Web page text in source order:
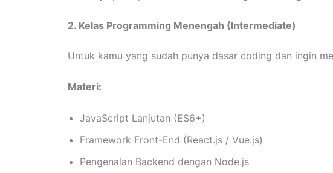
2. Kelas Programming Menengah (Intermediate)
Untuk kamu yang sudah punya dasar coding dan ingin
Materi:
JavaScript Lanjutan (ES6+)
Framework Front-End (React.js / Vue.js)
Pengenalan Backend dengan Node.js